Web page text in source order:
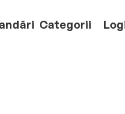
Categorii